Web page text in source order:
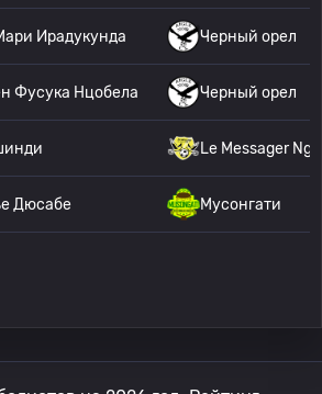
Ирадукунда Черный орел
Фусука Нцобела Черный орел
Le Messager
Дюсабе Мусонгати